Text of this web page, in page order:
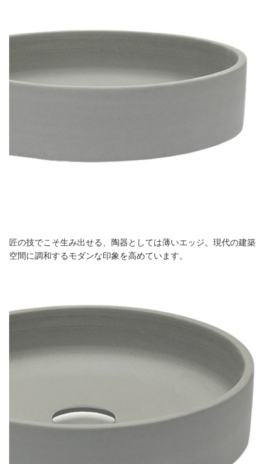
匠の技でこそ生み出せる、陶器としては薄いエッジ。現代の建築
空間に調和するモダンな印象を高めています。